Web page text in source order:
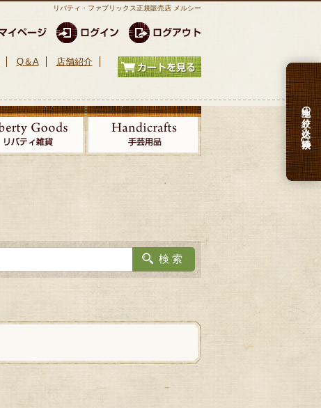
リバティ・ファブリックス正規販売店 メルシー
Q＆A 店舗紹介
生地の絞り込み検索